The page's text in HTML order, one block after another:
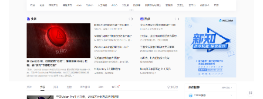
的
程
我
认
的
我
技
支
的
声